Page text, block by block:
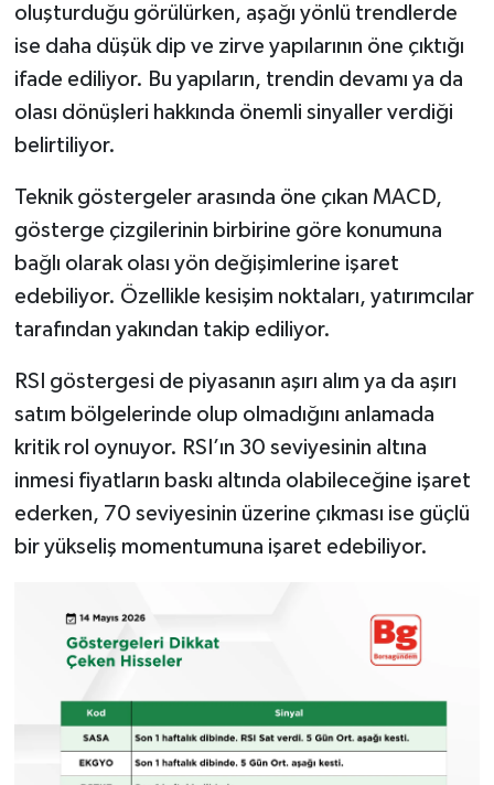
oluşturduğu görülürken, aşağı yönlü trendlerde
ise daha düşük dip ve zirve yapılarının öne çıktığı
ifade ediliyor. Bu yapıların, trendin devamı ya da
olası dönüşleri hakkında önemli sinyaller verdiği
belirtiliyor.
Teknik göstergeler arasında öne çıkan MACD,
gösterge çizgilerinin birbirine göre konumuna
bağlı olarak olası yön değişimlerine işaret
edebiliyor. Özellikle kesişim noktaları, yatırımcılar
tarafından yakından takip ediliyor.
RSI göstergesi de piyasanın aşırı alım ya da aşırı
satım bölgelerinde olup olmadığını anlamada
kritik rol oynuyor. RSI’ın 30 seviyesinin altına
inmesi fiyatların baskı altında olabileceğine işaret
ederken, 70 seviyesinin üzerine çıkması ise güçlü
bir yükseliş momentumuna işaret edebiliyor.